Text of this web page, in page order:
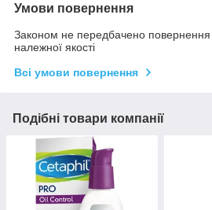
Умови повернення
Законом не передбачено повернення
належної якості
Всі умови повернення
Подібні товари компанії